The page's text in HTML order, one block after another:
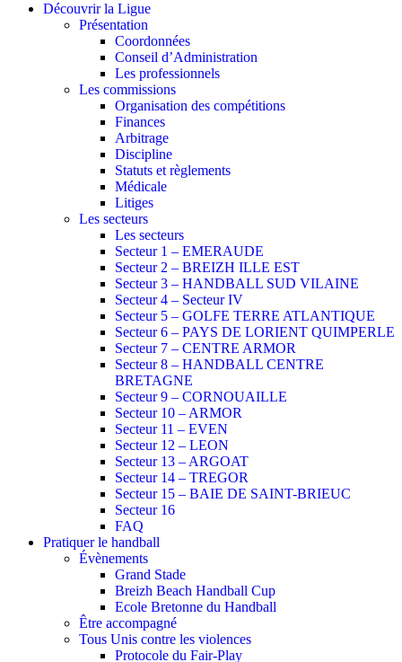
Découvrir la Ligue
Présentation
Coordonnées
Conseil d’Administration
Les professionnels
Les commissions
Organisation des compétitions
Finances
Arbitrage
Discipline
Statuts et règlements
Médicale
Litiges
Les secteurs
Les secteurs
Secteur 1 – EMERAUDE
Secteur 2 – BREIZH ILLE EST
Secteur 3 – HANDBALL SUD VILAINE
Secteur 4 – Secteur IV
Secteur 5 – GOLFE TERRE ATLANTIQUE
Secteur 6 – PAYS DE LORIENT QUIMPERLE
Secteur 7 – CENTRE ARMOR
Secteur 8 – HANDBALL CENTRE
BRETAGNE
Secteur 9 – CORNOUAILLE
Secteur 10 – ARMOR
Secteur 11 – EVEN
Secteur 12 – LEON
Secteur 13 – ARGOAT
Secteur 14 – TREGOR
Secteur 15 – BAIE DE SAINT-BRIEUC
Secteur 16
FAQ
Pratiquer le handball
Évènements
Grand Stade
Breizh Beach Handball Cup
Ecole Bretonne du Handball
Être accompagné
Tous Unis contre les violences
Protocole du Fair-Play